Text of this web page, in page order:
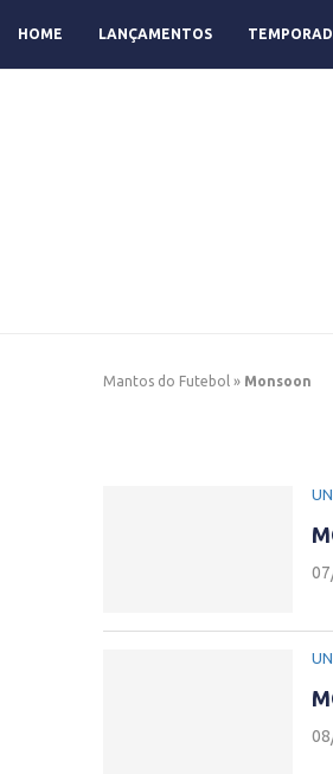
HOME LANÇAMENTOS
Mantos do Futebol » Monsoon